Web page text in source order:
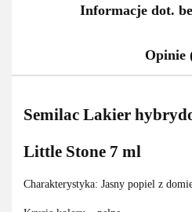
Informacje dot.
Opinie
Semilac Lakier
Little Stone 7 ml
Charakterystyka: Jasny popiel z